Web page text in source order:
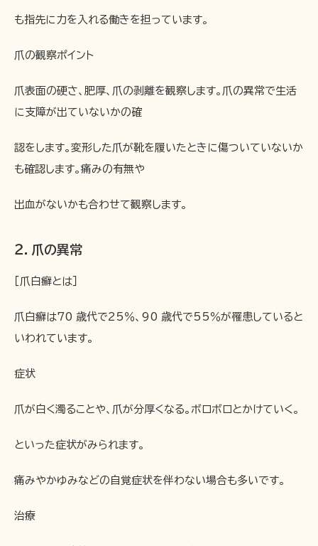
も指先に力を入れる働きを担っています。
爪の観察ポイント
爪表面の硬さ、肥厚、爪の剥離を観察します。爪の異常で生活
に支障が出ていないかの確
認をします。変形した爪が靴を履いたときに傷ついていないか
も確認します。痛みの有無や
出血がないかも合わせて観察します。
２．爪の異常
［爪白癬とは］
爪白癬は70 歳代で25％、90 歳代で55％が罹患していると
いわれています。
症状
爪が白く濁ることや、爪が分厚くなる。ボロボロとかけていく。
といった症状がみられます。
痛みやかゆみなどの自覚症状を伴わない場合も多いです。
治療